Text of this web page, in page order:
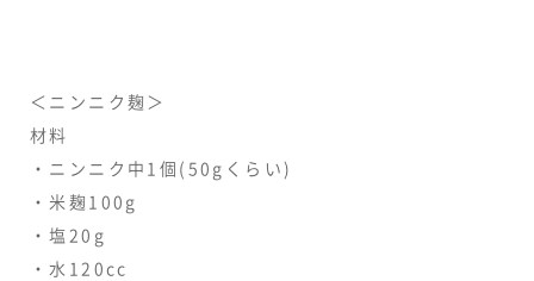
＜ニンニク麹＞
材料
・ニンニク中1個(50gくらい)
・米麹100g
・塩20g
・水120cc